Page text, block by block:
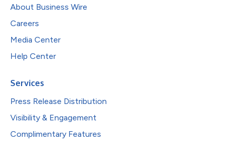
About Business Wire
Careers
Media Center
Help Center
Services
Press Release Distribution
Visibility & Engagement
Complimentary Features